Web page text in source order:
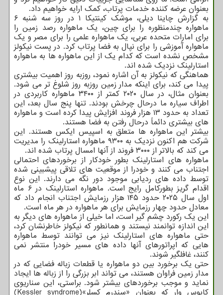
بعنوان عرضه کننده خدمات پرتاب، کمک ارایه خواهیم داد.
به گزارش چاینا دیلی، موشک کینتیکا ۱ در روز سه شنبه ۶
ماهواره چندمنظوره را برای چین، یک ماهواره رصد زمین را
برای امارات متحده عربی، یک ماهواره علمی را برای مصر و یک
ماهواره آموزشی را برای نپال به فضا پرتاب کرد. در پست نیکولز
مشخص نشده است که کدام یک از این ماهواره ها به ماهواره
استارلینک نزدیک شده اند.
هماهنگی که نیکولز به آن اشاره نمود، روزبه روز اهمیت بیشتری
پیدا می کند، برای اینکه مدار زمین روزبه روز شلوغ تر می شود.
بعنوان مثال، در سال ۲۰۲۰ کمتر از ۳۴۰۰ ماهواره کاربردی در
اطراف سیاره ما درحال چرخش بودند. تنها پنج سال بعد، این
تعداد به حدود ۱۳ هزار فروند افزایش پیدا کرده است و ماهواره
های بیشتری دائماً درحال رفتن به فضا هستند.
بیشتر این ماهواره ها متعلق به اسپیس ایکس هستند. این
شرکت هم اکنون نزدیک به ۹۳۰۰ ماهواره استارلینک را مدیریت
می کند که بالاتر از ۳۰۰۰ فروند از آنها امسال پرتاب شده اند.
ماهواره های استارلینک بطور خودکار از برخوردهای احتمالی
اجتناب می کنند و خودرا از موقعیت های تلاقی پیشبینی شده
توسط داده های ردیابی موجود دور نگه می دارند. این نوع
اقدام گریز بطورکامل رایج است. ماهواره استارلینک در ۶ ماه
اول سال ۲۰۲۵ حدود ۱۴۵ هزار رزمایش اجتناب انجام داد که
معادل حدود چهار رزمایش برای هر ماهواره در هر ماه است.
این یک رکورد چشم گیر است، اما خیلی از ماهواره های دیگر به
این اندازه توانمند نیستند و همانطور که نیکولز خاطرنشان کرد،
حتی ماهواره های استارلینک نیز می توانند توسط ماهواره
هایی که اپراتورهای آنها داده های مسیر خودرا منتشر نمی
کنند، غافلگیر شوند.
حتی یک برخورد بین دو ماهواره یا قطعات زباله فضایی که در
مدار زمین فراوان هستند، می تواند ابر بزرگی را از زباله ها ایجاد
نماید و موجب برخوردهای بیشتر شود. براستی، این سناریوی